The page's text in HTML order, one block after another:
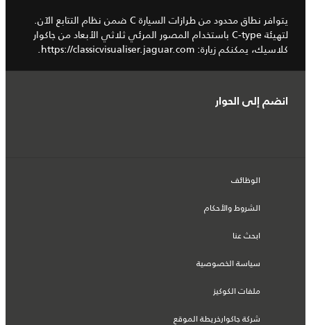
يتوافر نطاق محدود من طرازات السيارة C ضمن نظام التتابع الآن.
لتهيئة C-type باستخدام المصور المرئي ثلاثي الأبعاد من جاكوار
كلاسيك، يمكنكم زيارة: https://classicvisualiser.jaguar.com.
انضم إلى الحوار
الوظائف
الشروط والأحكام
ابحث عنا
سياسة الخصوصية
ملفات الكوكيز
شركة جاكوارخريطة الموقع